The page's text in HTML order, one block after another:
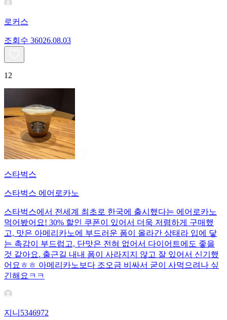
로커스
조회수 36026.08.03
12
스타벅스
스타벅스 에어로카노
스타벅스에서 전세계 최초로 한국에 출시했다는 에어로카노
먹어봤어요! 30% 할인 쿠폰이 있어서 더욱 저렴하게 구매했
고, 맛은 아메리카노에 부드러운 폼이 올라간 상태라 입에 닿
는 촉감이 부드럽고, 단맛은 전혀 없어서 다이어트에도 좋을
것 같아요. 출근길 내내 폼이 사라지지 않고 잘 있어서 신기했
어요ㅎㅎ 아메리카노보다 조오금 비싸서 굳이 사먹으려나 싶
긴해요ㅋㅋ
지니5346972